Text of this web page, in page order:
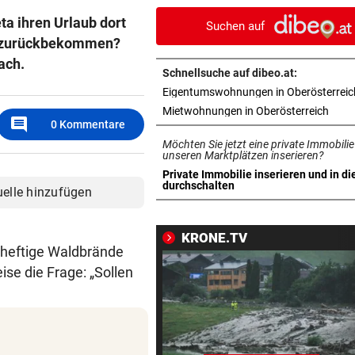
ihren Urlaub dort
comment 0 Kommentare
hinzufügen
Waldbrände
die Frage: „Sollen
wieder vereint
TROCKEN WIE NIE vor
Hitze-Hammer! Wo Grillfans
Feuerpause haben
GROSSE AUFREGUNG
Brandgefahr? Hitze löst vor
Störfeuer aus
DREI WEHREN IM EINSATZ
Haus eingeäschert
ELTERN SCHLUGEN ALARM vor 8
Lottogewinner schickte
Bilder an Teenager
DRAMATISCHE RETTUNG vor
Suchen auf
Schnellsuche auf dibeo.at:
Eigentumswohnungen in
Mietwohnungen in Oberösterreich
Möchten Sie jetzt eine private
unseren Marktplätzen inserieren?
Private Immobilie inserieren und in
durchschalten
in neuem Tab öffnen
KRONE.TV